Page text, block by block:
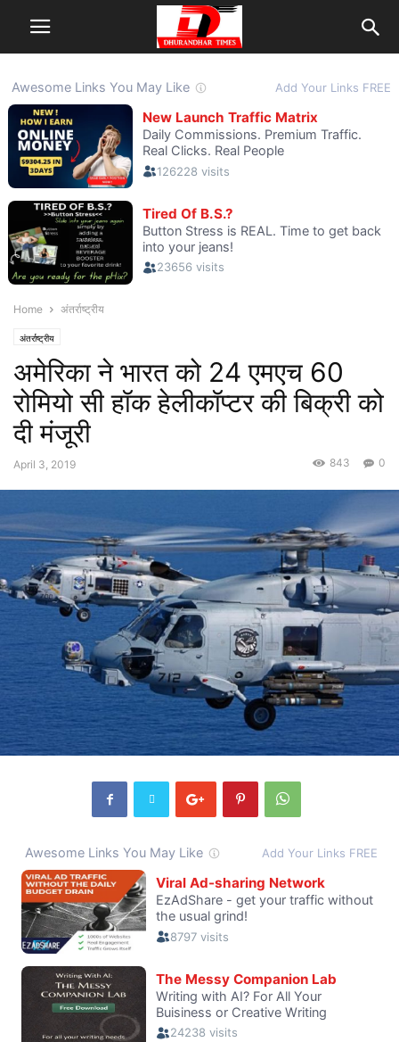
Home अंतर्राष्ट्रीय
अंतर्राष्ट्रीय
अमेरिका ने भारत को 24 एमएच 60
रोमियो सी हॉक हेलीकॉप्टर की बिक्री को
दी मंजूरी
April 3, 2019 0
843